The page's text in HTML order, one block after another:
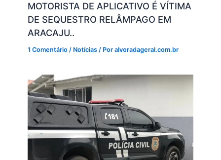
MOTORISTA DE APLICATIVO É VÍTIMA
DE SEQUESTRO RELÂMPAGO EM
ARACAJU..
1 Comentário / Notícias / Poralvoradageral.com.br